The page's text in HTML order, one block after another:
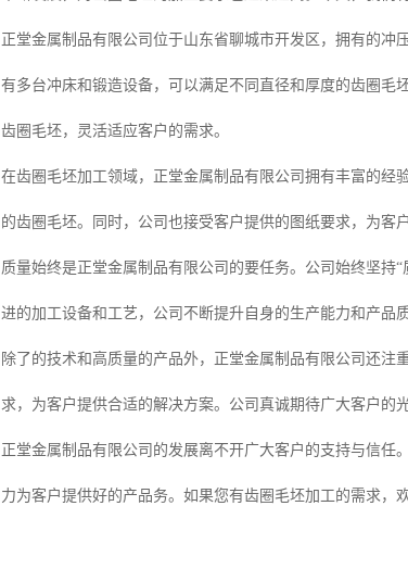
正堂金属制品有限公司位于山东省聊城市开发区，拥有的
有多台冲床和锻造设备，可以满足不同直径和厚度的齿圈毛
齿圈毛坯，灵活适应客户的需求。
在齿圈毛坯加工领域，正堂金属制品有限公司拥有丰富的
的齿圈毛坯。同时，公司也接受客户提供的图纸要求，为客
质量始终是正堂金属制品有限公司的要任务。公司始终坚持
进的加工设备和工艺，公司不断提升自身的生产能力和产品
除了的技术和高质量的产品外，正堂金属制品有限公司还
求，为客户提供合适的解决方案。公司真诚期待广大客户的
正堂金属制品有限公司的发展离不开广大客户的支持与信任
力为客户提供好的产品务。如果您有齿圈毛坯加工的需求，